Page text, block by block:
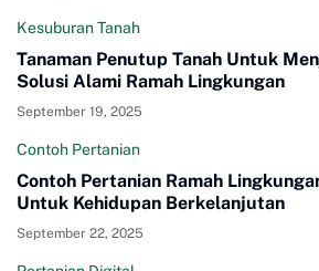
Kesuburan Tanah
Tanaman Penutup Tanah Untuk
Solusi Alami Ramah Lingkungan
September 19, 2025
Contoh Pertanian
Contoh Pertanian Ramah
Untuk Kehidupan Berkelanjutan
September 22, 2025